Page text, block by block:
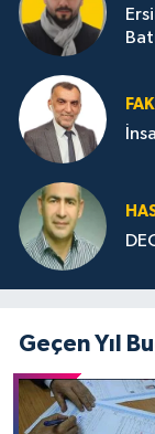
Geçen Yıl